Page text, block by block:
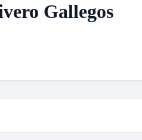
Gallegos